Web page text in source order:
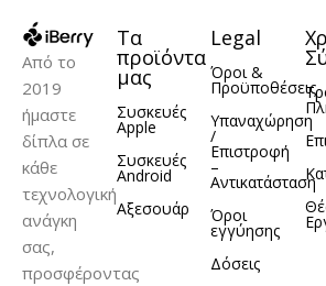
iPhone 11
Από το
2019
ήμαστε
δίπλα σε
κάθε
τεχνολογική
ανάγκη
σας,
προσφέροντας
Τα
προϊόντα
μας
Συσκευές
Apple
Συσκευές
Android
Αξεσουάρ
Legal
Όροι &
Προϋποθέσεις
Υπαναχώρηση
/
Επιστροφή
–
Αντικατάσταση
Όροι
εγγύησης
Δόσεις